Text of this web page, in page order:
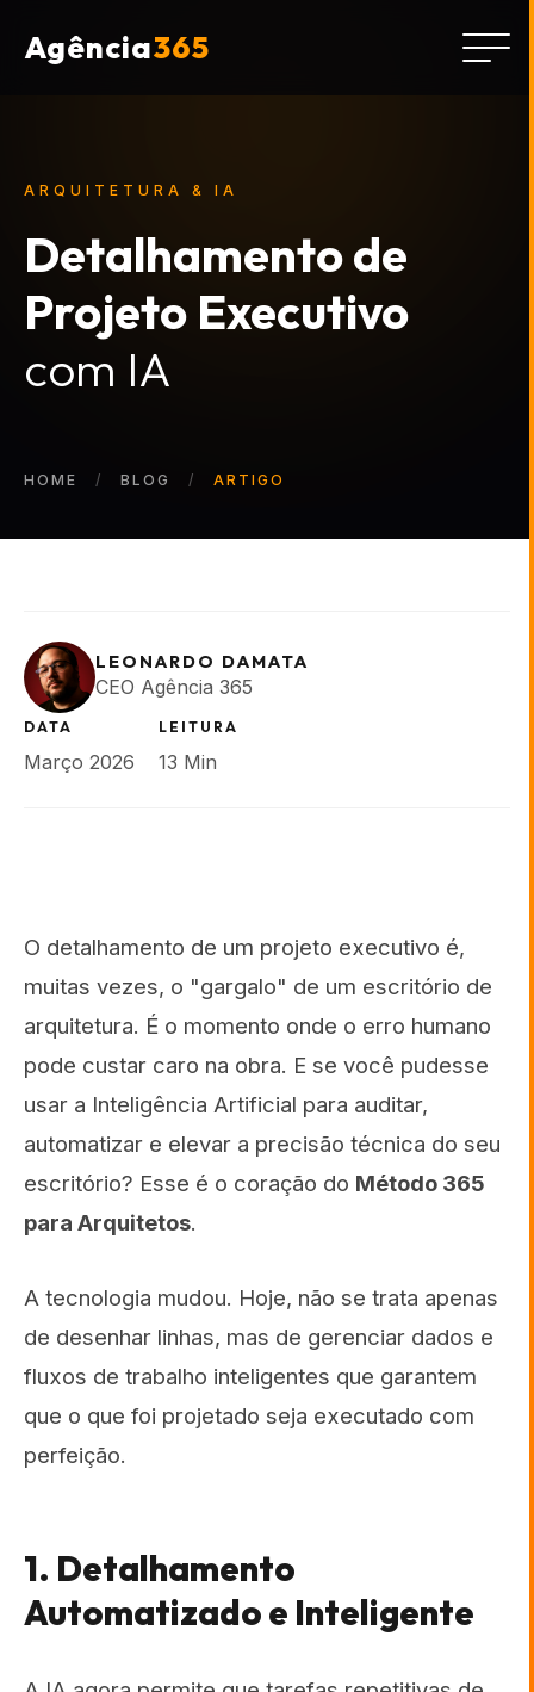
Agência365
ARQUITETURA & IA
Detalhamento de
Projeto Executivo
com IA
HOME BLOG ARTIGO
LEONARDO DAMATA
CEO Agência 365
DATA
Março 2026
LEITURA
13 Min
O detalhamento de um projeto executivo é,
muitas vezes, o "gargalo" de um escritório de
arquitetura. É o momento onde o erro humano
pode custar caro na obra. E se você pudesse
usar a Inteligência Artificial para auditar,
automatizar e elevar a precisão técnica do seu
escritório? Esse é o coração do Método 365
para Arquitetos.
A tecnologia mudou. Hoje, não se trata apenas
de desenhar linhas, mas de gerenciar dados e
fluxos de trabalho inteligentes que garantem
que o que foi projetado seja executado com
perfeição.
1. Detalhamento
Automatizado e Inteligente